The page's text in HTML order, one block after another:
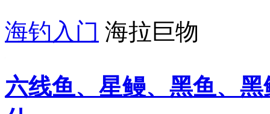
海钓入门 海拉巨物
六线鱼、星鳗、黑鱼、